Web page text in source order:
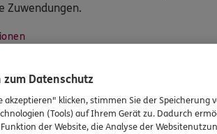
Zuwendungen.
Datenschutz
akzeptieren" klicken, stimmen Sie der Speicherung
(Tools) auf Ihrem Gerät zu. Dadurch
der Website, die Analyse der